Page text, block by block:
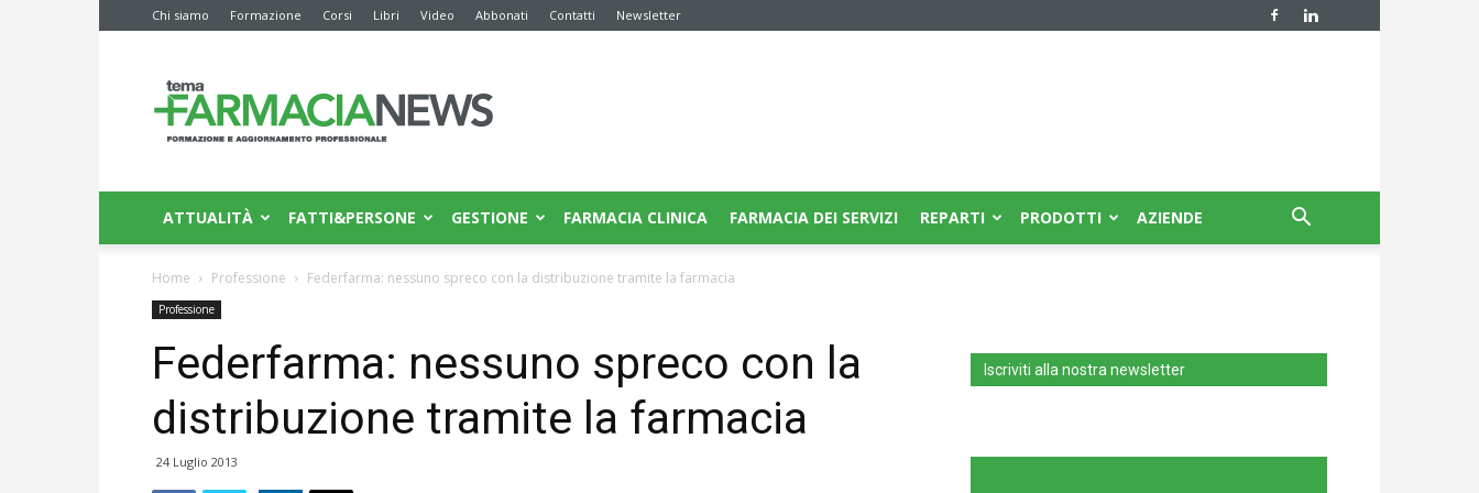
Chi siamo Formazione Corsi Libri Video Abbonati Contatti Newsletter
News
ATTUALITÀ FATTI&PERSONE GESTIONE FARMACIA CLINICA FARMACIA DEI SERVIZI REPARTI PRODOTTI AZIENDE
Home Professione Federfarma: nessuno spreco con la distribuzione tramite la farmacia
Professione
Federfarma: nessuno spreco con la
distribuzione tramite la farmacia
24 Luglio 2013
Iscriviti alla nostra newsletter